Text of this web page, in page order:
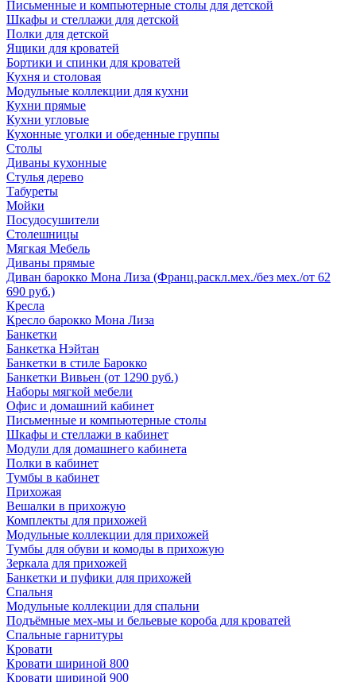
Письменные и компьютерные столы для детской
Шкафы и стеллажи для детской
Полки для детской
Ящики для кроватей
Бортики и спинки для кроватей
Кухня и столовая
Модульные коллекции для кухни
Кухни прямые
Кухни угловые
Кухонные уголки и обеденные группы
Столы
Диваны кухонные
Стулья дерево
Табуреты
Мойки
Посудосушители
Столешницы
Мягкая Мебель
Диваны прямые
Диван барокко Мона Лиза (Франц.раскл.мех./без мех./от 62
690 руб.)
Кресла
Кресло барокко Мона Лиза
Банкетки
Банкетка Нэйтан
Банкетки в стиле Барокко
Банкетки Вивьен (от 1290 руб.)
Наборы мягкой мебели
Офис и домашний кабинет
Письменные и компьютерные столы
Шкафы и стеллажи в кабинет
Модули для домашнего кабинета
Полки в кабинет
Тумбы в кабинет
Прихожая
Вешалки в прихожую
Комплекты для прихожей
Модульные коллекции для прихожей
Тумбы для обуви и комоды в прихожую
Зеркала для прихожей
Банкетки и пуфики для прихожей
Спальня
Модульные коллекции для спальни
Подъёмные мех-мы и бельевые короба для кроватей
Спальные гарнитуры
Кровати
Кровати шириной 800
Кровати шириной 900